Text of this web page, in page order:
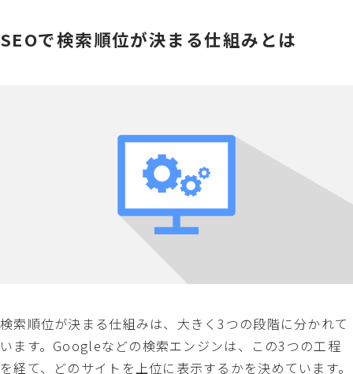
SEOで検索順位が決まる仕組みとは
検索順位が決まる仕組みは、大きく3つの段階に分かれて
います。Googleなどの検索エンジンは、この3つの工程
を経て、どのサイトを上位に表示するかを決めています。